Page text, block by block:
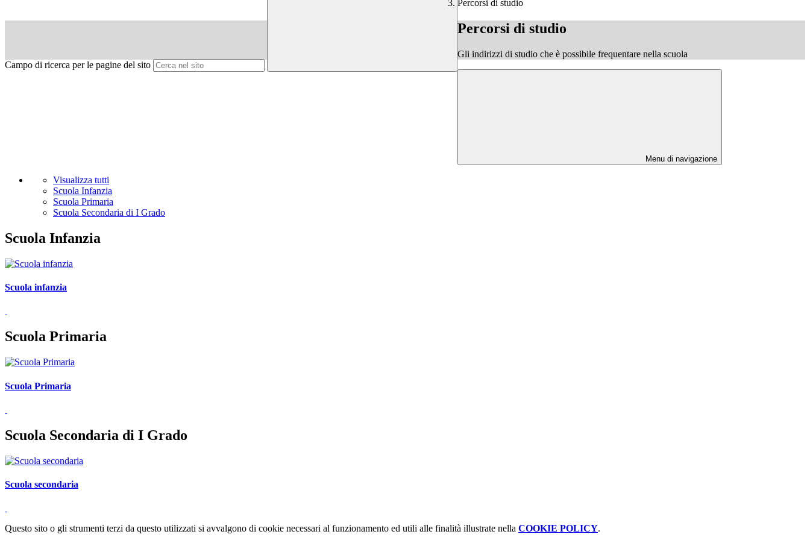
Campo di ricerca per le pagine del sito
Percorsi di studio
Percorsi di studio
Gli indirizzi di studio che è possibile frequentare nella scuola
Menu di navigazione
Visualizza tutti
Scuola Infanzia
Scuola Primaria
Scuola Secondaria di I Grado
Scuola Infanzia
Scuola infanzia
Scuola Primaria
Scuola Primaria
Scuola Secondaria di I Grado
Scuola secondaria
Questo sito o gli strumenti terzi da questo utilizzati si avvalgono di cookie necessari al funzionamento ed utili alle finalità illustrate nella COOKIE POLICY.